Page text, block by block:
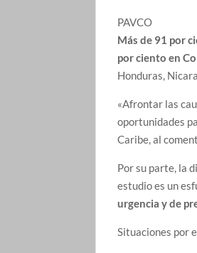
PAVCO
Más de 91 por
por ciento en
Honduras,
«Afrontar las
oportunidades
Caribe, al
Por su parte, la
estudio es un
urgencia y de
Situaciones por